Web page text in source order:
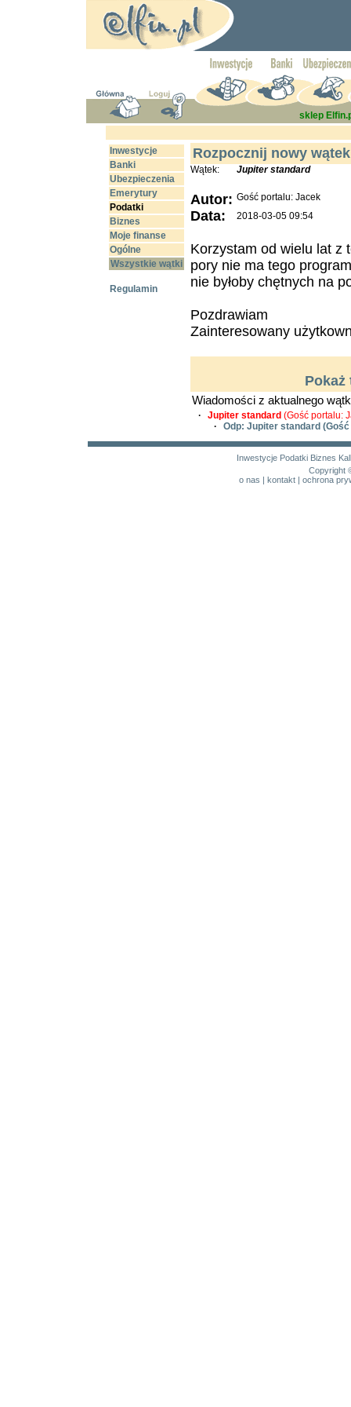
sklep
Inwestycje
Banki
Ubezpieczenia
Emerytury
Podatki
Biznes
Moje finanse
Ogólne
Wszystkie wątki
Regulamin
Rozpocznij nowy wątek
Wątek: Jupiter standard
Autor: Gość portalu: Jacek
Data: 2018-03-05 09:54
Korzystam od wielu lat z
pory nie ma tego
nie byłoby chętnych na
Pozdrawiam
Zainteresowany
Wiadomości z aktualnego
· Jupiter standard (Gość portalu:
·
Odp: Jupiter standard
Inwestycje Podatki Biznes
Copyright
o nas | kontakt| ochrona